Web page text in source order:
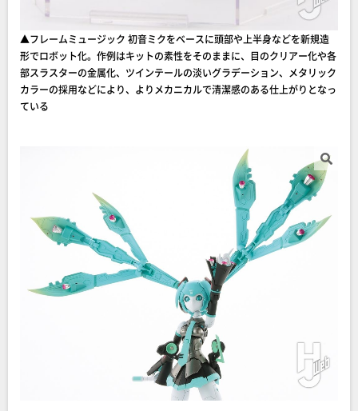
▲フレームミュージック 初音ミクをベースに頭部や上半身などを新規造
形でロボット化。作例はキットの素性をそのままに、目のクリアー化や各
部スラスターの金属化、ツインテールの淡いグラデーション、メタリック
カラーの採用などにより、よりメカニカルで清潔感のある仕上がりとなっ
ている